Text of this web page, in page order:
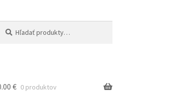
€ 0 produktov